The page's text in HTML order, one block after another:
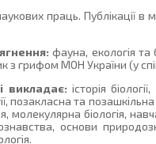
праць. Публікації
фауна, екологія та
з грифом МОН України (у
викладає: історія
позакласна та
молекулярна біологія,
основи